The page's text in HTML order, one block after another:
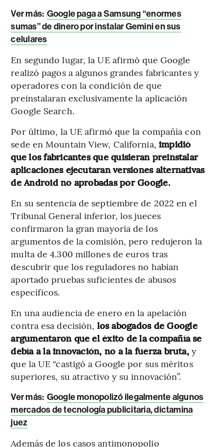
Ver más: Google paga a Samsung “enormes
sumas” de dinero por instalar Gemini en sus
celulares
En segundo lugar, la UE afirmó que Google
realizó pagos a algunos grandes fabricantes y
operadores con la condición de que
preinstalaran exclusivamente la aplicación
Google Search.
Por último, la UE afirmó que la compañía con
sede en Mountain View, California, impidió
que los fabricantes que quisieran preinstalar
aplicaciones ejecutaran versiones alternativas
de Android no aprobadas por Google.
En su sentencia de septiembre de 2022 en el
Tribunal General inferior, los jueces
confirmaron la gran mayoría de los
argumentos de la comisión, pero redujeron la
multa de 4.300 millones de euros tras
descubrir que los reguladores no habían
aportado pruebas suficientes de abusos
específicos.
En una audiencia de enero en la apelación
contra esa decisión, los abogados de Google
argumentaron que el éxito de la compañía se
debía a la innovación, no a la fuerza bruta,y
que la UE “castigó a Google por sus méritos
superiores, su atractivo y su innovación”.
Ver más: Google monopolizó ilegalmente algunos
mercados de tecnología publicitaria, dictamina
juez
Además de los casos antimonopolio